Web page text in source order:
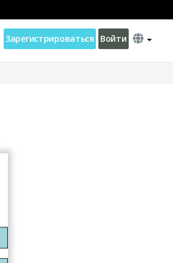
Зарегистрироваться Войти